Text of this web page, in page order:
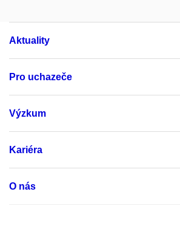
Aktuality
Pro uchazeče
Výzkum
Kariéra
O nás